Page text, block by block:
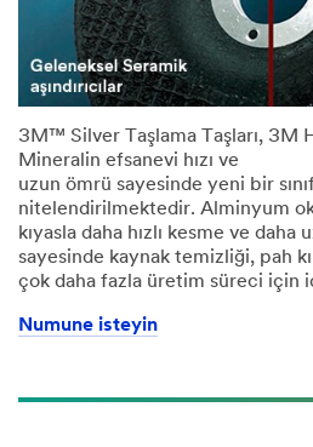
3M™ Silver Taşlama Taşları, 3M
Mineralin efsanevi hızı ve
uzun ömrü sayesinde yeni bir
nitelendirilmektedir. Alminyum
kıyasla daha hızlı kesme ve daha
sayesinde kaynak temizliği, pah
çok daha fazla üretim süreci için
Numune isteyin